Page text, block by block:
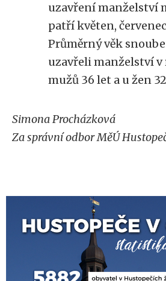
uzavření manželství
patří květen,
Průměrný věk
uzavřeli manželství v
mužů 36 let a u žen
Simona Procházková
Za správní odbor MěÚ